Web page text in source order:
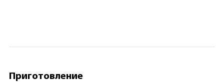
Приготовление